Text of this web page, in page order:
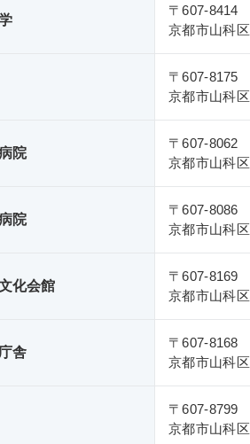
〒607-8414
京都市山科
〒607-8175
京都市山科
院
〒607-8062
京都市山科
院
〒607-8086
京都市山科
化会館
〒607-8169
京都市山科
舎
〒607-8168
京都市山科
〒607-8799
京都市山科